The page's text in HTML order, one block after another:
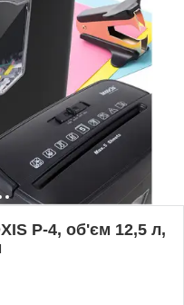
P-4, об'єм 12,5 л,